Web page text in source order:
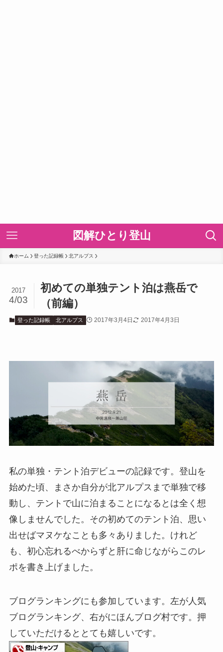
図解ひとり登山
ホーム 登った記録帳 北アルプス
初めての単独テント泊は燕岳で
（前編）
2017
4/03
登った記録帳 北アルプス 2017年3月4日 2017年4月3日
私の単独・テント泊デビューの記録です。登山を
始めた頃、まさか自分が北アルプスまで単独で移
動し、テントで山に泊まることになるとは全く想
像しませんでした。その初めてのテント泊、思い
出せばマヌケなことも多々ありました。けれど
も、初心忘れるべからずと肝に命じながらこのレ
ポを書き上げました。
ブログランキングにも参加しています。左が人気
ブログランキング、右がにほんブログ村です。押
していただけるととても嬉しいです。